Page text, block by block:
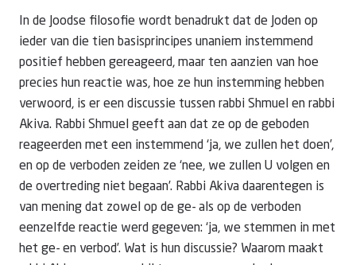
In de Joodse filosofie wordt benadrukt dat de Joden op
ieder van die tien basisprincipes unaniem instemmend
positief hebben gereageerd, maar ten aanzien van hoe
precies hun reactie was, hoe ze hun instemming hebben
verwoord, is er een discussie tussen rabbi Shmuel en rabbi
Akiva. Rabbi Shmuel geeft aan dat ze op de geboden
reageerden met een instemmend ‘ja, we zullen het doen’,
en op de verboden zeiden ze ‘nee, we zullen U volgen en
de overtreding niet begaan’. Rabbi Akiva daarentegen is
van mening dat zowel op de ge- als op de verboden
eenzelfde reactie werd gegeven: ‘ja, we stemmen in met
het ge- en verbod’. Wat is hun discussie? Waarom maakt